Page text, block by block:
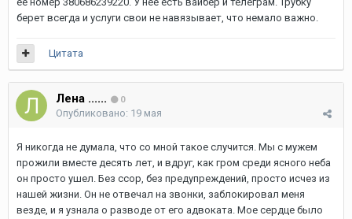
берет всегда и услуги свои не навязывает, что немало важно.
Цитата
Лена ...... 0
Опубликовано: 19 мая
Я никогда не думала, что со мной такое случится. Мы с мужем
прожили вместе десять лет, и вдруг, как гром среди ясного неба
он просто ушел. Без ссор, без предупреждений, просто исчез из
нашей жизни. Он не отвечал на звонки, заблокировал меня
везде, и я узнала о разводе от его адвоката. Мое сердце было